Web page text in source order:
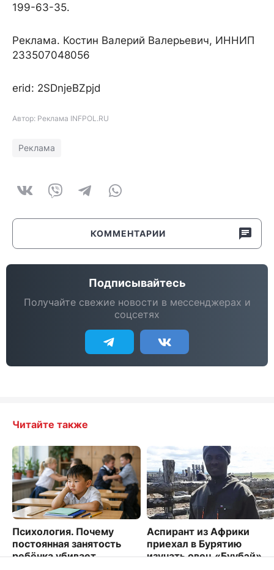
199-63-35.
Реклама. Костин Валерий Валерьевич, ИННИП
233507048056
erid: 2SDnjeBZpjd
Автор: Реклама INFPOL.RU
Реклама
КОММЕНТАРИИ
Подписывайтесь
Получайте свежие новости в мессенджерах и
соцсетях
Читайте также
Психология. Почему
постоянная занятость
ребёнка убивает
Аспирант из Африки
приехал в Бурятию
изучать овец «Буубэй»